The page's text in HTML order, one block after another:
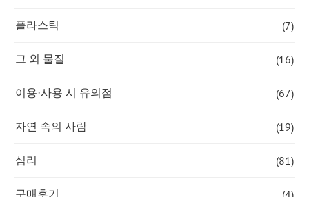
플라스틱 (7)
그 외 물질 (16)
이용·사용 시 유의점 (67)
자연 속의 사람 (19)
심리 (81)
구매후기